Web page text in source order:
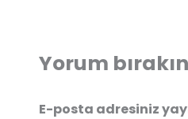
Yorum bırakın
E-posta adresiniz